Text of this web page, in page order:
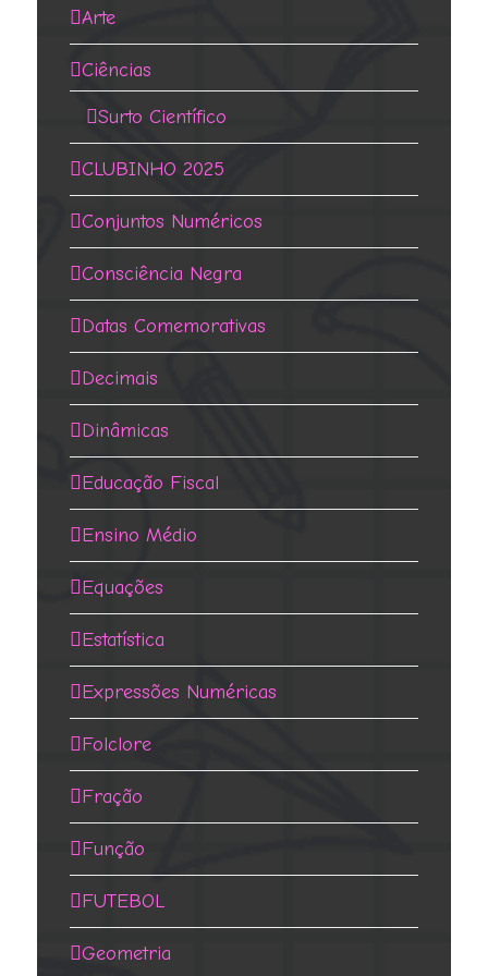
Arte
Ciências
Surto Científico
CLUBINHO 2025
Conjuntos Numéricos
Consciência Negra
Datas Comemorativas
Decimais
Dinâmicas
Educação Fiscal
Ensino Médio
Equações
Estatística
Expressões Numéricas
Folclore
Fração
Função
FUTEBOL
Geometria